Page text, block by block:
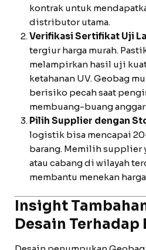
kontrak untuk
distributor utama.
Verifikasi Sertifikat Uji
tergiur harga murah.
melampirkan hasil uji
ketahanan UV. Geobag
berisiko pecah saat
membuang-buang
Pilih Supplier dengan
logistik bisa mencapai
barang. Memilih supplier
atau cabang di wilayah
membantu menekan
Insight
Desain Terhadap